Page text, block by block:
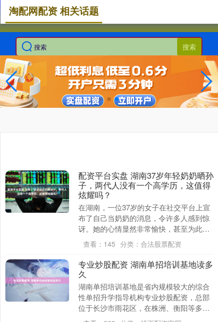
搜索
淘配网配资 相关话题
配资平台实盘 湖南37岁年轻奶奶晒孙
子，两代人没有一个高学历，这值得
炫耀吗？
在湖南，一位37岁的女子在社交平台上宣
布了自己当奶奶的消息，令许多人感到惊
讶。她的心情显然非常愉快，甚至为此感
到自豪。毕竟，很多女性在这个年纪还在
为二胎奔波，而....
查看： 145 分类： 合法股票配资
专业炒股配资 湖南单招培训基地读多
久
湖南单招培训基地是省内规模较大的综合
性单招升学指导机构专业炒股配资，总部
位于长沙市雨花区，在株洲、衡阳等多地
设有分校，交通网络便捷。基地整合了全